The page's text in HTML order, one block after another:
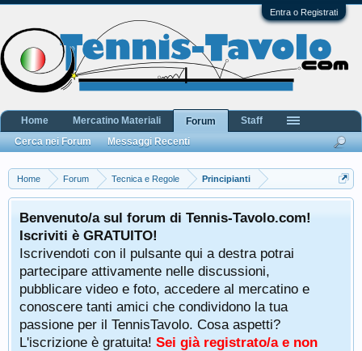
Entra o Registrati
Home Forum Tecnica e Regole Principianti
Benvenuto/a sul forum di Tennis-Tavolo.com!
Iscriviti è GRATUITO!
Iscrivendoti con il pulsante qui a destra potrai
partecipare attivamente nelle discussioni,
pubblicare video e foto, accedere al mercatino e
conoscere tanti amici che condividono la tua
passione per il TennisTavolo. Cosa aspetti?
L'iscrizione è gratuita! Sei già registrato/a e non
Home Mercatino Materiali
Forum
Cerca nei Forum
Messaggi Recenti
Staff